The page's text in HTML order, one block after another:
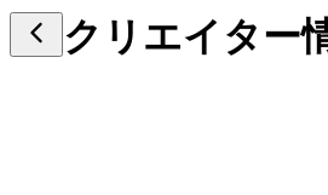
クリエイター